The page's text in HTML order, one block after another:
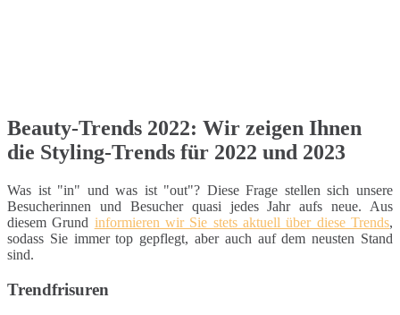
Beauty-Trends 2022: Wir zeigen Ihnen
die Styling-Trends für 2022 und 2023
Was ist "in" und was ist "out"? Diese Frage stellen sich unsere
Besucherinnen und Besucher quasi jedes Jahr aufs neue. Aus
diesem Grund informieren wir Sie stets aktuell über diese Trends,
sodass Sie immer top gepflegt, aber auch auf dem neusten Stand
sind.
Trendfrisuren